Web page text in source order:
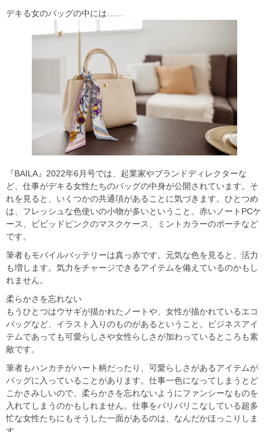
デキる女のバッグの中には……
『BAILA』2022年6月号では、起業家やブランドディレクターな
ど、仕事がデキる女性たちのバッグの中身が公開されています。そ
れを見ると、いくつかの共通項があることに気づきます。ひとつめ
は、フレッシュな色使いの小物が多いということ。赤いノートPCケ
ース、ビビッドピンクのマスクケース、ミントカラーのポーチなど
です。
筆者もモバイルバッテリーは真っ赤です。元気な色を見ると、活力
も増します。気力をチャージできるアイテムを備えているのかもし
れません。
柔らかさを忘れない
もうひとつはウサギが描かれたノートや、女性が描かれているエコ
バッグなど、イラスト入りのものがあるということ。ビジネスアイ
テムであっても可愛らしさや女性らしさが加わっているところも素
敵です。
筆者もハンカチがハート柄だったり、可愛らしさがあるアイテムが
バッグに入っていることがあります。仕事一色になってしまうとど
こかさみしいので、柔らかさを忘れないようにファンシーなものを
入れてしまうのかもしれません。仕事をバリバリこなしている超多
忙な女性たちにもそうした一面があるのは、なんだかほっこりしま